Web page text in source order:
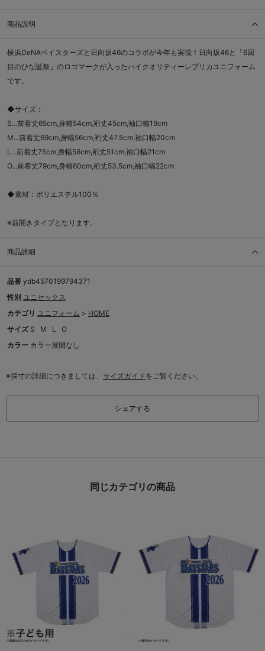
商品説明
横浜DeNAベイスターズと日向坂46のコラボが今年も実現！日向坂46と「6回
目のひな誕祭」のロゴマークが入ったハイクオリティーレプリカユニフォーム
です。
◆サイズ：
S...前着丈65cm,身幅54cm,裄丈45cm,袖口幅19cm
M...前着丈69cm,身幅56cm,裄丈47.5cm,袖口幅20cm
L...前着丈75cm,身幅58cm,裄丈51cm,袖口幅21cm
O...前着丈79cm,身幅60cm,裄丈53.5cm,袖口幅22cm
◆素材：ポリエステル100％
※前開きタイプとなります。
商品詳細
品番 ydb4570199794371
性別 ユニセックス
カテゴリ ユニフォーム > HOME
サイズ S M L
O
カラー カラー展開なし
※採寸の詳細につきましては、 サイズガイドをご覧ください。
シェアする
同じカテゴリの商品